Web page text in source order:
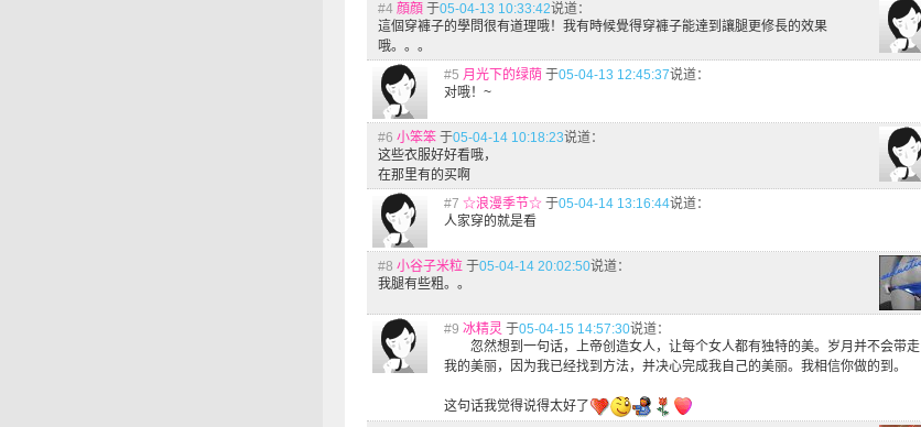
#4 顔顔 于05-04-13 10:33:42说道：
這個穿褲子的學問很有道理哦！我有時候覺得穿褲子能達到讓腿更修長的效果
哦。。。
#5 月光下的绿荫 于05-04-13 12:45:37说道：
对哦！~
#6 小笨笨 于05-04-14 10:18:23说道：
这些衣服好好看哦，
在那里有的买啊
#7 ☆浪漫季节☆ 于05-04-14 13:16:44说道：
人家穿的就是看
#8 小谷子米粒 于05-04-14 20:02:50说道：
我腿有些粗。。
#9 冰精灵 于05-04-15 14:57:30说道：
忽然想到一句话，上帝创造女人，让每个女人都有独特的美。岁月并不会带走
我的美丽，因为我已经找到方法，并决心完成我自己的美丽。我相信你做的到。
这句话我觉得说得太好了